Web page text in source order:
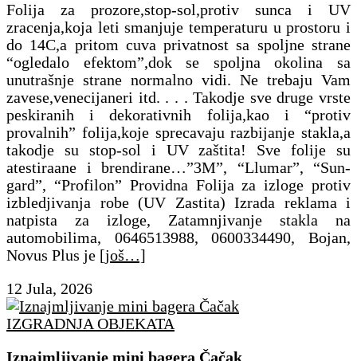
Folija za prozore,stop-sol,protiv sunca i UV
zracenja,koja leti smanjuje temperaturu u prostoru i
do 14C,a pritom cuva privatnost sa spoljne strane
“ogledalo efektom”,dok se spoljna okolina sa
unutrašnje strane normalno vidi. Ne trebaju Vam
zavese,venecijaneri itd. . . . Takodje sve druge vrste
peskiranih i dekorativnih folija,kao i “protiv
provalnih” folija,koje sprecavaju razbijanje stakla,a
takodje su stop-sol i UV zaštita! Sve folije su
atestiraane i brendirane…”3M”, “Llumar”, “Sun-
gard”, “Profilon” Providna Folija za izloge protiv
izbledjivanja robe (UV Zastita) Izrada reklama i
natpista za izloge, Zatamnjivanje stakla na
automobilima, 0646513988, 0600334490, Bojan,
Novus Plus je [još…]
12 Jula, 2026
IZGRADNJA OBJEKATA
Iznajmljivanje mini bagera Čačak